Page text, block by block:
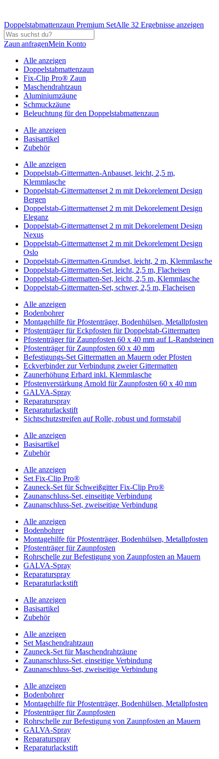
Doppelstabmattenzaun Premium SetAlle 32 Ergebnisse anzeigen
Zaun anfragenMein Konto
Alle anzeigen
Doppelstabmattenzaun
Fix-Clip Pro® Zaun
Maschendrahtzaun
Aluminiumzäune
Schmuckzäune
Beleuchtung für den Doppelstabmattenzaun
Alle anzeigen
Basisartikel
Zubehör
Alle anzeigen
Doppelstab-Gittermatten-Anbauset, leicht, 2,5 m,
Klemmlasche
Doppelstab-Gittermattenset 2 m mit Dekorelement Design
Bergen
Doppelstab-Gittermattenset 2 m mit Dekorelement Design
Eleganz
Doppelstab-Gittermattenset 2 m mit Dekorelement Design
Nexus
Doppelstab-Gittermattenset 2 m mit Dekorelement Design
Oslo
Doppelstab-Gittermatten-Grundset, leicht, 2 m, Klemmlasche
Doppelstab-Gittermatten-Set, leicht, 2,5 m, Flacheisen
Doppelstab-Gittermatten-Set, leicht, 2,5 m, Klemmlasche
Doppelstab-Gittermatten-Set, schwer, 2,5 m, Flacheisen
Alle anzeigen
Bodenbohrer
Montagehilfe für Pfostenträger, Bodenhülsen, Metallpfosten
Pfostenträger für Eckpfosten für Doppelstab-Gittermatten
Pfostenträger für Zaunpfosten 60 x 40 mm auf L-Randsteinen
Pfostenträger für Zaunpfosten 60 x 40 mm
Befestigungs-Set Gittermatten an Mauern oder Pfosten
Eckverbinder zur Verbindung zweier Gittermatten
Zaunerhöhung Erhard inkl. Klemmlasche
Pfostenverstärkung Arnold für Zaunpfosten 60 x 40 mm
GALVA-Spray
Reparaturspray
Reparaturlackstift
Sichtschutzstreifen auf Rolle, robust und formstabil
Alle anzeigen
Basisartikel
Zubehör
Alle anzeigen
Set Fix-Clip Pro®
Zauneck-Set für Schweißgitter Fix-Clip Pro®
Zaunanschluss-Set, einseitige Verbindung
Zaunanschluss-Set, zweiseitige Verbindung
Alle anzeigen
Bodenbohrer
Montagehilfe für Pfostenträger, Bodenhülsen, Metallpfosten
Pfostenträger für Zaunpfosten
Rohrschelle zur Befestigung von Zaunpfosten an Mauern
GALVA-Spray
Reparaturspray
Reparaturlackstift
Alle anzeigen
Basisartikel
Zubehör
Alle anzeigen
Set Maschendrahtzaun
Zauneck-Set für Maschendrahtzäune
Zaunanschluss-Set, einseitige Verbindung
Zaunanschluss-Set, zweiseitige Verbindung
Alle anzeigen
Bodenbohrer
Montagehilfe für Pfostenträger, Bodenhülsen, Metallpfosten
Pfostenträger für Zaunpfosten
Rohrschelle zur Befestigung von Zaunpfosten an Mauern
GALVA-Spray
Reparaturspray
Reparaturlackstift